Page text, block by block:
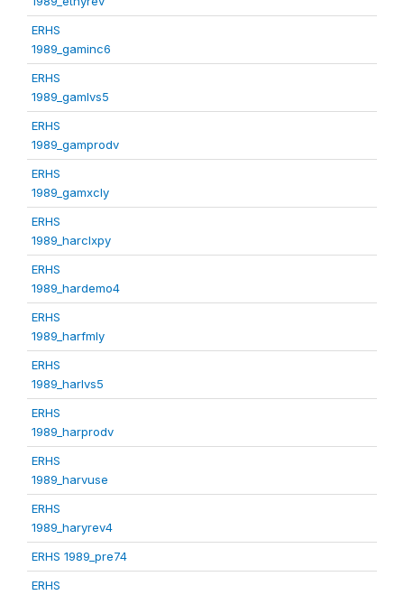
ERHS
1989_gaminc6
ERHS
1989_gamlvs5
ERHS
1989_gamprodv
ERHS
1989_gamxcly
ERHS
1989_harclxpy
ERHS
1989_hardemo4
ERHS
1989_harfmly
ERHS
1989_harlvs5
ERHS
1989_harprodv
ERHS
1989_harvuse
ERHS
1989_haryrev4
ERHS 1989_pre74
ERHS